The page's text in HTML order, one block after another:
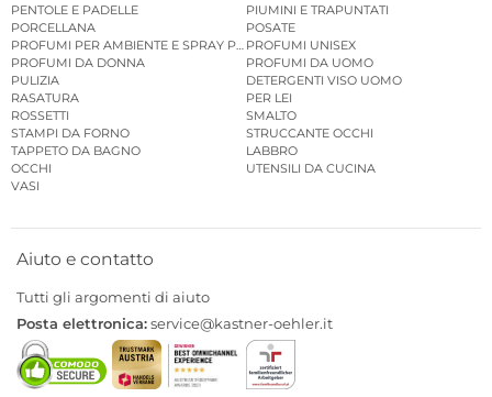
PENTOLE E PADELLE
PIUMINI E TRAPUNTATI
PORCELLANA
POSATE
PROFUMI PER AMBIENTE E SPRAY PER AMBIENTE
PROFUMI UNISEX
PROFUMI DA DONNA
PROFUMI DA UOMO
PULIZIA
DETERGENTI VISO UOMO
RASATURA
PER LEI
ROSSETTI
SMALTO
STAMPI DA FORNO
STRUCCANTE OCCHI
TAPPETO DA BAGNO
LABBRO
OCCHI
UTENSILI DA CUCINA
VASI
Aiuto e contatto
Tutti gli argomenti di aiuto
Posta elettronica:service@kastner-oehler.it